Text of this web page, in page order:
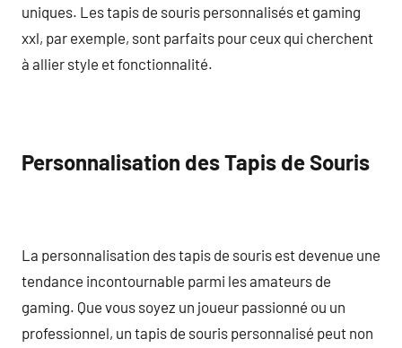
uniques. Les tapis de souris personnalisés et gaming
xxl, par exemple, sont parfaits pour ceux qui cherchent
à allier style et fonctionnalité.
Personnalisation des Tapis de Souris
La personnalisation des tapis de souris est devenue une
tendance incontournable parmi les amateurs de
gaming. Que vous soyez un joueur passionné ou un
professionnel, un tapis de souris personnalisé peut non